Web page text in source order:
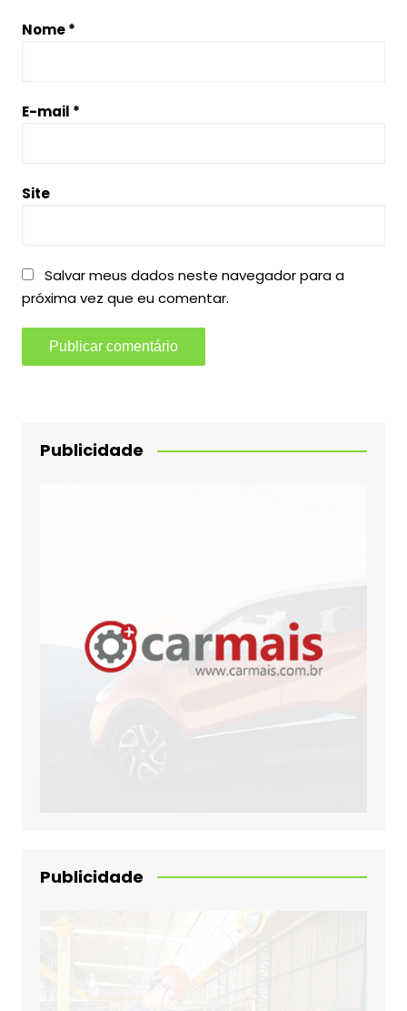
Nome*
E-mail *
Site
Salvar meus dados neste navegador para a
próxima vez que eu comentar.
Publicidade
Publicidade